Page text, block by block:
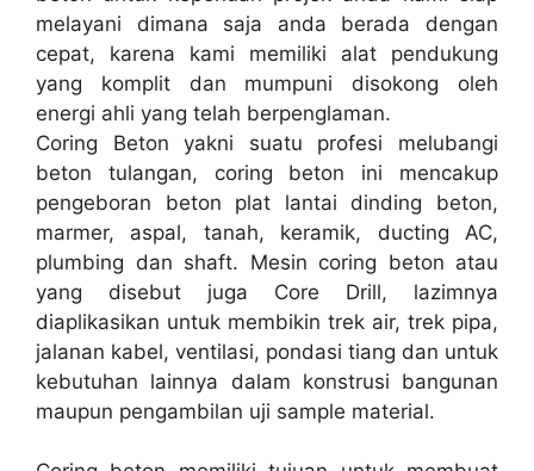
melayani dimana saja anda berada dengan
cepat, karena kami memiliki alat pendukung
yang komplit dan mumpuni disokong oleh
energi ahli yang telah berpenglaman.
Coring Beton yakni suatu profesi melubangi
beton tulangan, coring beton ini mencakup
pengeboran beton plat lantai dinding beton,
marmer, aspal, tanah, keramik, ducting AC,
plumbing dan shaft. Mesin coring beton atau
yang disebut juga Core Drill, lazimnya
diaplikasikan untuk membikin trek air, trek pipa,
jalanan kabel, ventilasi, pondasi tiang dan untuk
kebutuhan lainnya dalam konstrusi bangunan
maupun pengambilan uji sample material.